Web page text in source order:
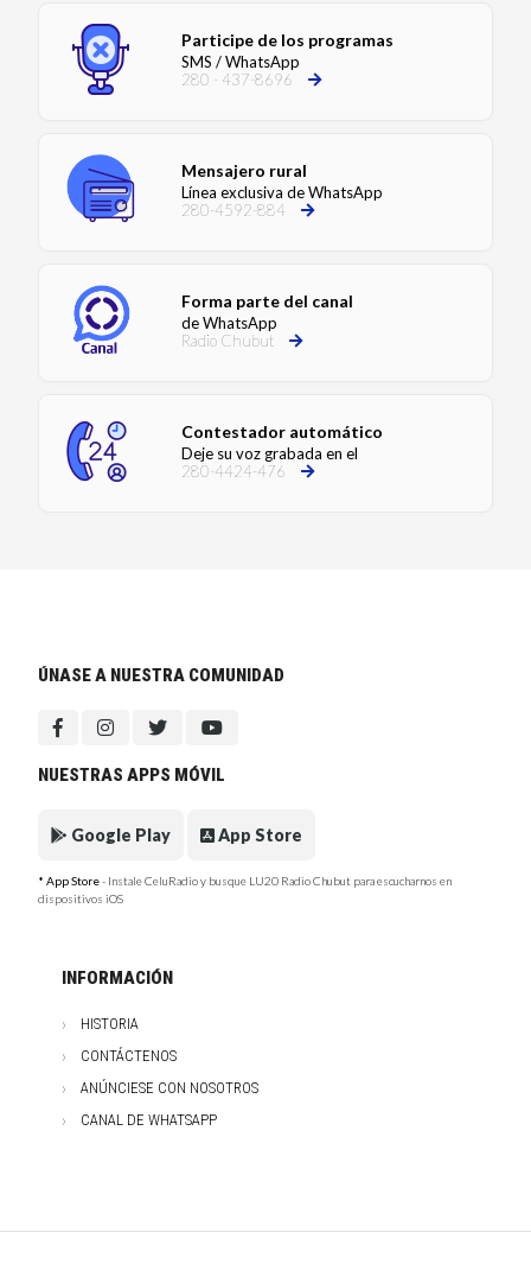
Participe de los programas
SMS / WhatsApp
280 - 437-8696
Mensajero rural
Línea exclusiva de WhatsApp
280-4592-884
Forma parte del canal
de WhatsApp
Radio Chubut
Contestador automático
Deje su voz grabada en el
280-4424-476
ÚNASE A NUESTRA COMUNIDAD
NUESTRAS APPS MÓVIL
Google Play App Store
* App Store- Instale CeluRadio y busque LU20 Radio Chubut para escucharnos en
dispositivos iOS
INFORMACIÓN
HISTORIA
CONTÁCTENOS
ANÚNCIESE CON NOSOTROS
CANAL DE WHATSAPP